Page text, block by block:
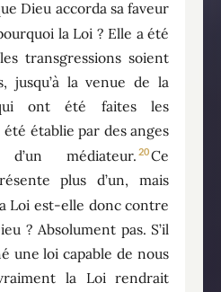
Dieu accorda sa faveur
la Loi ? Elle a été
transgressions soient
jusqu’à la venue de la
ont été faites les
établie par des anges
médiateur. 20Ce
plus d’un, mais
Loi est-elle donc contre
? Absolument pas. S’il
une loi capable de nous
la Loi rendrait